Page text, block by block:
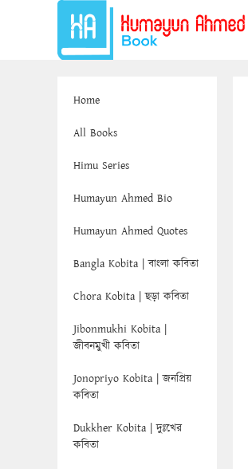
Home
All Books
Himu Series
Humayun Ahmed Bio
Humayun Ahmed Quotes
Bangla Kobita | বাংলা কবিতা
Chora Kobita | ছড়া কবিতা
Jibonmukhi Kobita |
জীবনমুখী কবিতা
Jonopriyo Kobita | জনপ্রিয়
কবিতা
Dukkher Kobita | দুঃখের
কবিতা